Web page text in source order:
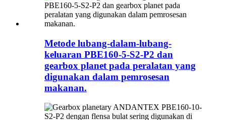
Metode lubang-dalam-lubang-
keluaran PBE160-5-S2-P2 dan
gearbox planet pada peralatan yang
digunakan dalam pemrosesan
makanan.